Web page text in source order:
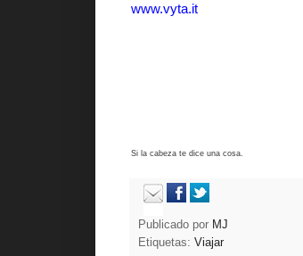
www.vyta.it
Si la cabeza te dice una cosa.
Publicado por MJ
Etiquetas: Viajar